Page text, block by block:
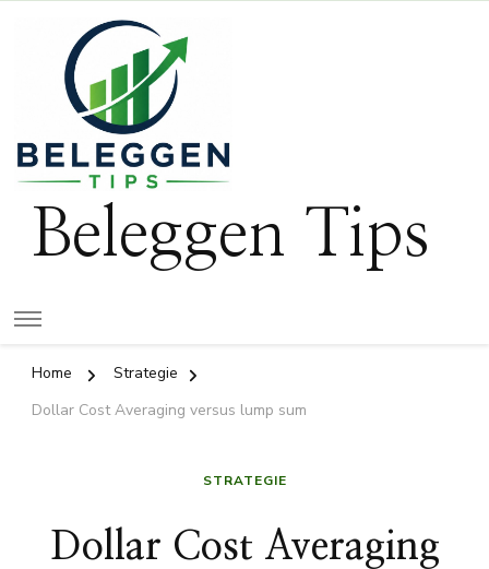
Beleggen Tips
Home
Strategie
Dollar Cost Averaging versus lump sum
STRATEGIE
Dollar Cost Averaging